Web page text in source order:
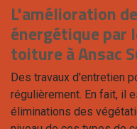
L'amélioration
énergétique par
toiture à Ansac
Des travaux d'entretien
régulièrement. En fait, il
éliminations des